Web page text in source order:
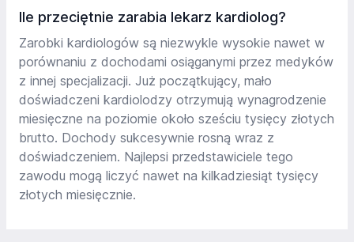
Ile przeciętnie zarabia lekarz kardiolog?
Zarobki kardiologów są niezwykle wysokie nawet w
porównaniu z dochodami osiąganymi przez medyków
z innej specjalizacji. Już początkujący, mało
doświadczeni kardiolodzy otrzymują wynagrodzenie
miesięczne na poziomie około sześciu tysięcy złotych
brutto. Dochody sukcesywnie rosną wraz z
doświadczeniem. Najlepsi przedstawiciele tego
zawodu mogą liczyć nawet na kilkadziesiąt tysięcy
złotych miesięcznie.